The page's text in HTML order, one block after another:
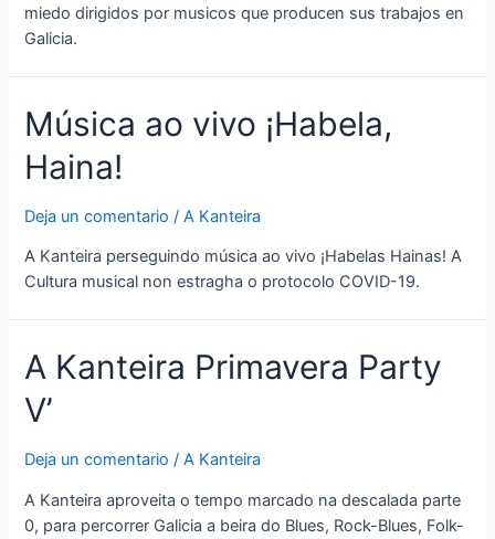
miedo dirigidos por musicos que producen sus trabajos en
Galicia.
Música ao vivo ¡Habela,
Haina!
Deja un comentario /A Kanteira
A Kanteira perseguindo música ao vivo ¡Habelas Hainas! A
Cultura musical non estragha o protocolo COVID-19.
A Kanteira Primavera Party
V’
Deja un comentario /A Kanteira
A Kanteira aproveita o tempo marcado na descalada parte
0, para percorrer Galicia a beira do Blues, Rock-Blues, Folk-